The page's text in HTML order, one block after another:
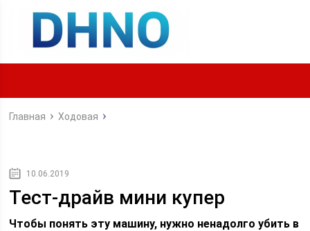
Главная Ходовая
10.06.2019
Тест-драйв мини купер
Чтобы понять эту машину, нужно ненадолго убить в